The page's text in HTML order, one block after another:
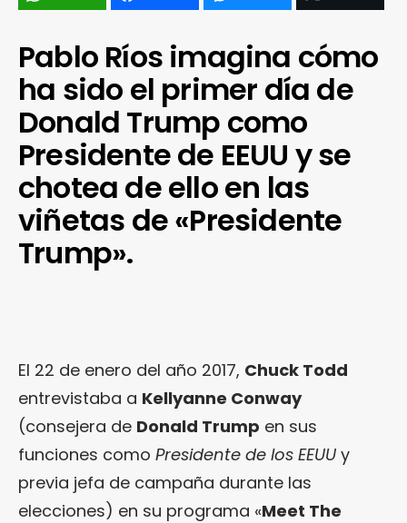
Pablo Ríos imagina cómo
ha sido el primer día de
Donald Trump como
Presidente de EEUU y se
chotea de ello en las
viñetas de «Presidente
Trump».
El 22 de enero del año 2017, Chuck Todd
entrevistaba a Kellyanne Conway
(consejera de Donald Trump en sus
funciones como Presidente de los EEUU y
previa jefa de campaña durante las
elecciones) en su programa «Meet The